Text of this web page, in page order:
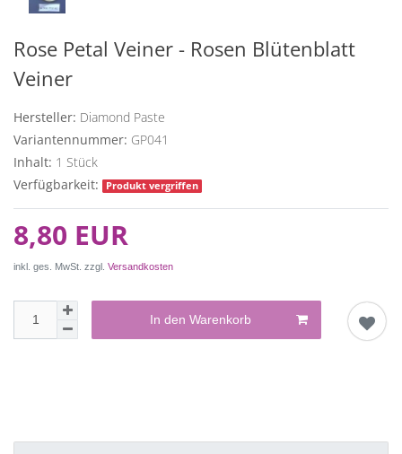
Rose Petal Veiner - Rosen Blütenblatt
Veiner 
Hersteller: Diamond Paste
Variantennummer: GP041
Inhalt: 1 Stück
Verfügbarkeit:
Produkt vergriffen
8,80 EUR
inkl. ges. MwSt. zzgl. Versandkosten
In den Warenkorb